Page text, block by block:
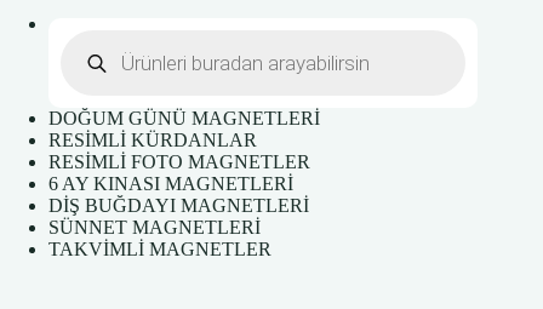
search
DOĞUM GÜNÜ MAGNETLERİ
RESİMLİ KÜRDANLAR
RESİMLİ FOTO MAGNETLER
6 AY KINASI MAGNETLERİ
DİŞ BUĞDAYI MAGNETLERİ
SÜNNET MAGNETLERİ
TAKVİMLİ MAGNETLER